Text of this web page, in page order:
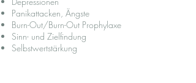
Panikattacken, Ängste
Burn-Out/Burn-Out Prophylaxe
Sinn- und Zielfindung
Selbstwertstärkung